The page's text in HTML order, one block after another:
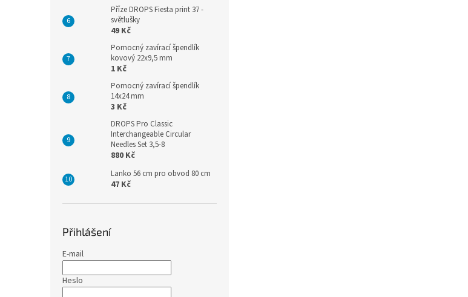
Příze DROPS Fiesta print 37 -
světlušky
49 Kč
Pomocný zavírací špendlík
kovový 22x9,5 mm
1 Kč
Pomocný zavírací špendlík
14x24 mm
3 Kč
DROPS Pro Classic
Interchangeable Circular
Needles Set 3,5-8
880 Kč
Lanko 56 cm pro obvod 80 cm
47 Kč
Přihlášení
E-mail
Heslo